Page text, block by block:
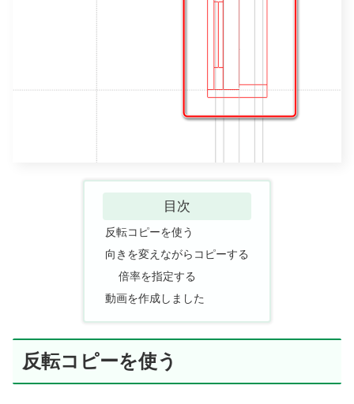
目次
反転コピーを使う
向きを変えながらコピーする
倍率を指定する
動画を作成しました
反転コピーを使う